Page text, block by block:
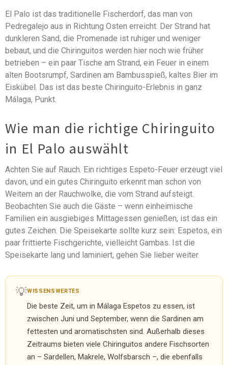
El Palo ist das traditionelle Fischerdorf, das man von
Pedregalejo aus in Richtung Osten erreicht. Der Strand hat
dunkleren Sand, die Promenade ist ruhiger und weniger
bebaut, und die Chiringuitos werden hier noch wie früher
betrieben – ein paar Tische am Strand, ein Feuer in einem
alten Bootsrumpf, Sardinen am Bambusspieß, kaltes Bier im
Eiskübel. Das ist das beste Chiringuito-Erlebnis in ganz
Málaga, Punkt.
Wie man die richtige Chiringuito
in El Palo auswählt
Achten Sie auf Rauch. Ein richtiges Espeto-Feuer erzeugt viel
davon, und ein gutes Chiringuito erkennt man schon von
Weitem an der Rauchwolke, die vom Strand aufsteigt.
Beobachten Sie auch die Gäste – wenn einheimische
Familien ein ausgiebiges Mittagessen genießen, ist das ein
gutes Zeichen. Die Speisekarte sollte kurz sein: Espetos, ein
paar frittierte Fischgerichte, vielleicht Gambas. Ist die
Speisekarte lang und laminiert, gehen Sie lieber weiter.
💡WISSENSWERTES
Die beste Zeit, um in Málaga Espetos zu essen, ist
zwischen Juni und September, wenn die Sardinen am
fettesten und aromatischsten sind. Außerhalb dieses
Zeitraums bieten viele Chiringuitos andere Fischsorten
an – Sardellen, Makrele, Wolfsbarsch –, die ebenfalls